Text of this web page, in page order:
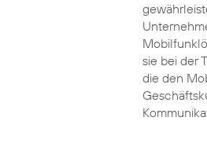
sie bei der
die den